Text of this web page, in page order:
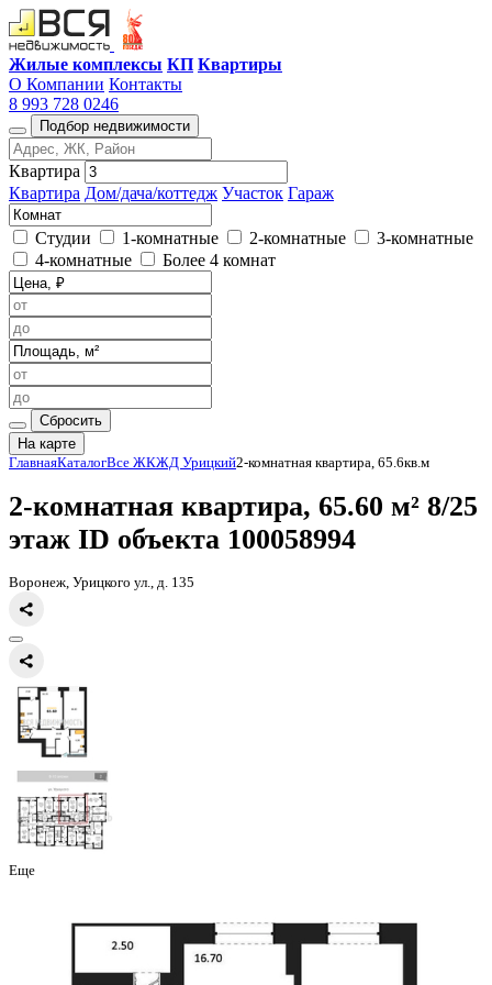
Жилые комплексы КП Квартиры
О Компании Контакты
8 993 728 0246
Подбор недвижимости
Квартира
Квартира Дом/дача/коттедж Участок Гараж
Студии 1-комнатные 2-комнатные
3-комнатные
4-комнатные
Более 4 комнат
Сбросить
На карте
Главная Каталог Все ЖК
2-комнатная квартира, 65.60
этаж
Воронеж, Урицкого ул., д. 135